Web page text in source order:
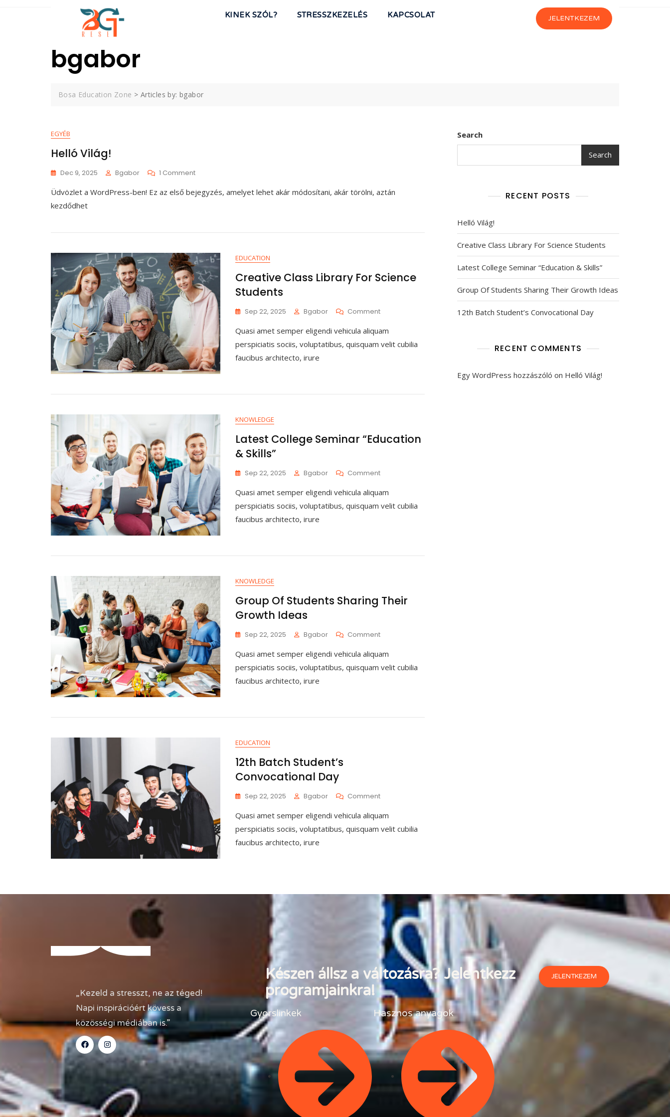
KINEK SZÓL? STRESSZKEZELÉS KAPCSOLAT JELENTKEZEM
bgabor
Bosa Education Zone > Articles by: bgabor
EGYÉB
Helló Világ!
Dec 9, 2025 Bgabor 1 Comment
Üdvözlet a WordPress-ben! Ez az első bejegyzés, amelyet lehet akár módosítani, akár törölni, aztán
kezdődhet
EDUCATION
Creative Class Library For Science
Students
Sep 22, 2025 Bgabor Comment
Quasi amet semper eligendi vehicula aliquam
perspiciatis sociis, voluptatibus, quisquam velit cubilia
faucibus architecto, irure
KNOWLEDGE
Latest College Seminar “Education
& Skills”
Sep 22, 2025 Bgabor Comment
Quasi amet semper eligendi vehicula aliquam
perspiciatis sociis, voluptatibus, quisquam velit cubilia
faucibus architecto, irure
KNOWLEDGE
Group Of Students Sharing Their
Growth Ideas
Sep 22, 2025 Bgabor Comment
Quasi amet semper eligendi vehicula aliquam
perspiciatis sociis, voluptatibus, quisquam velit cubilia
faucibus architecto, irure
EDUCATION
12th Batch Student’s
Convocational Day
Sep 22, 2025 Bgabor Comment
Quasi amet semper eligendi vehicula aliquam
perspiciatis sociis, voluptatibus, quisquam velit cubilia
faucibus architecto, irure
Search
Search
RECENT POSTS
Helló Világ!
Creative Class Library For Science Students
Latest College Seminar “Education & Skills”
Group Of Students Sharing Their Growth Ideas
12th Batch Student’s Convocational Day
RECENT COMMENTS
Egy WordPress hozzászóló on Helló Világ!
„Kezeld a stresszt, ne az téged!
Napi inspirációért kövess a
közösségi médiában is.”
Készen állsz a változásra? Jelentkezz
programjainkra!
JELENTKEZEM
Gyorslinkek Hasznos anyagok